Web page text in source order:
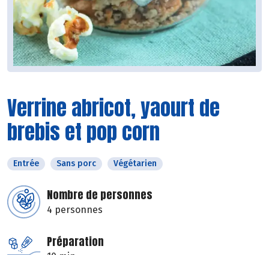
Verrine abricot, yaourt de
brebis et pop corn
Entrée Sans porc Végétarien
Nombre de personnes
4 personnes
Préparation